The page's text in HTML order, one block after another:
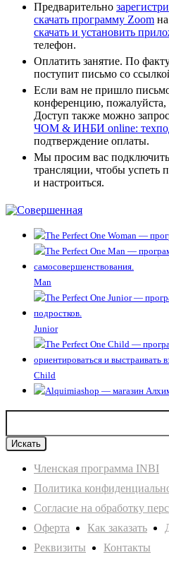
Предварительно
скачать программу Zoom
скачать и установить
телефон.
Оплатить занятие. По
поступит письмо со
Если вам не пришло
конференцию, пожалуйста,
Доступ также можно
ЧОМ & ИНБИ online:
подтверждение оплаты.
Мы просим вас
трансляции, чтобы успеть
и настроиться.
Man
Junior
Child
Членская программа INBI
Политика
Согласие на обработку
Оферта
Как заказать
Реквизиты
Контакты